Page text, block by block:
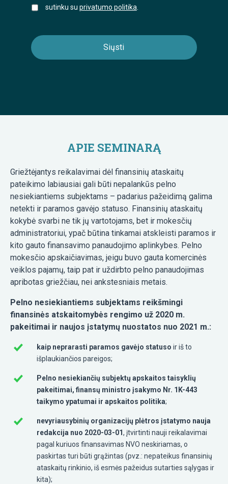
sutinku su privatumo politika
APIE SEMINARĄ
Griežtėjantys reikalavimai dėl finansinių ataskaitų
pateikimo labiausiai gali būti nepalankūs pelno
nesiekiantiems subjektams – padarius pažeidimą galima
netekti ir paramos gavėjo statuso. Finansinių ataskaitų
kokybė svarbi ne tik jų vartotojams, bet ir mokesčių
administratoriui, ypač būtina tinkamai atskleisti paramos ir
kito gauto finansavimo panaudojimo aplinkybes. Pelno
mokesčio apskaičiavimas, jeigu buvo gauta komercinės
veiklos pajamų, taip pat ir uždirbto pelno panaudojimas
apribotas griežčiau, nei ankstesniais metais.
Pelno nesiekiantiems subjektams reikšmingi
finansinės atskaitomybės rengimo už 2020 m.
pakeitimai ir naujos įstatymų nuostatos nuo 2021 m.:
kaip neprarasti paramos gavėjo statuso ir iš to
išplaukiančios pareigos;
Pelno nesiekiančių subjektų apskaitos taisyklių
pakeitimai, finansų ministro įsakymo Nr. 1K-443
taikymo ypatumai ir apskaitos politika;
nevyriausybinių organizacijų plėtros įstatymo nauja
redakcija nuo 2020-03-01, įtvirtinti nauji reikalavimai
pagal kuriuos finansavimas NVO neskiriamas, o
paskirtas turi būti grąžintas (pvz.: nepateikus finansinių
ataskaitų rinkinio, iš esmės pažeidus sutarties sąlygas ir
kita);